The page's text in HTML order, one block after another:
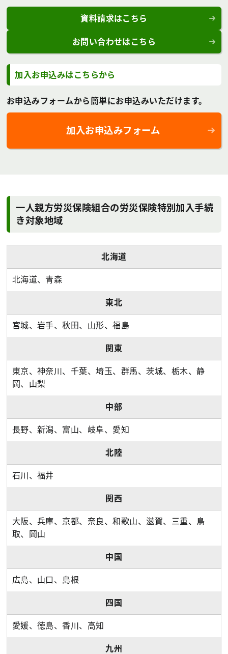
資料請求はこちら
お問い合わせはこちら
加入お申込みはこちらから
お申込みフォームから簡単にお申込みいただけます。
加入お申込みフォーム
一人親方労災保険組合の労災保険特別加入手続
き対象地域
北海道
北海道、青森
東北
宮城、岩手、秋田、山形、福島
関東
東京、神奈川、千葉、埼玉、群馬、茨城、栃木、静
岡、山梨
中部
長野、新潟、富山、岐阜、愛知
北陸
石川、福井
関西
大阪、兵庫、京都、奈良、和歌山、滋賀、三重、鳥
取、岡山
中国
広島、山口、島根
四国
愛媛、徳島、香川、高知
九州